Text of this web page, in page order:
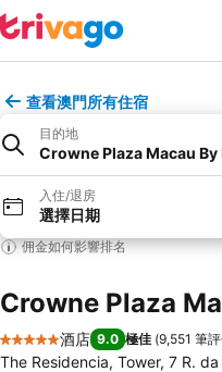
查看澳門所有住宿
目的地
Crowne Plaza Macau By
入住/退房
選擇日期
佣金如何影響排名
Crowne Plaza
5 星級
酒店 9.0 極佳 (9,551 筆
The Residencia, Tower, 7 R.